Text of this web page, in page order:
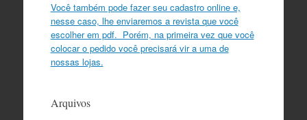
Você também pode fazer seu cadastro online e,
nesse caso, lhe enviaremos a revista que você
escolher em pdf. Porém, na primeira vez que você
colocar o pedido você precisará vir a uma de
nossas lojas.
Arquivos